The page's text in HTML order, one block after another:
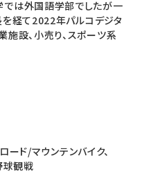
では外国語学部でしたが一
を経て2022年パルコデジタ
施設、小売り、スポーツ系
ロード/マウンテンバイク、
球観戦